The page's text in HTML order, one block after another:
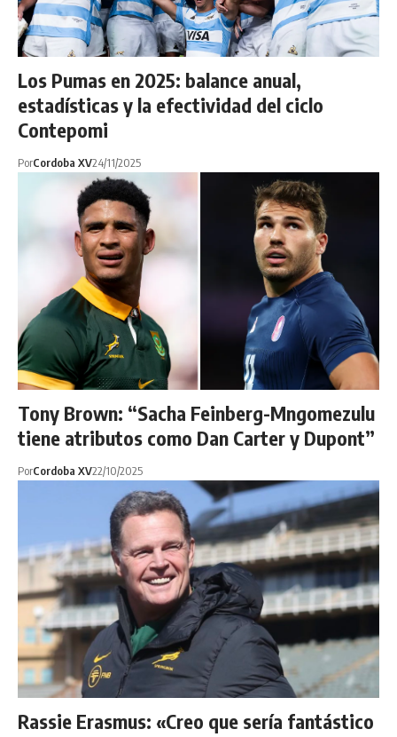
Los Pumas en 2025: balance anual,
estadísticas y la efectividad del ciclo
Contepomi
PorCordoba XV24/11/2025
Tony Brown: “Sacha Feinberg-Mngomezulu
tiene atributos como Dan Carter y Dupont”
PorCordoba XV22/10/2025
Rassie Erasmus: «Creo que sería fantástico